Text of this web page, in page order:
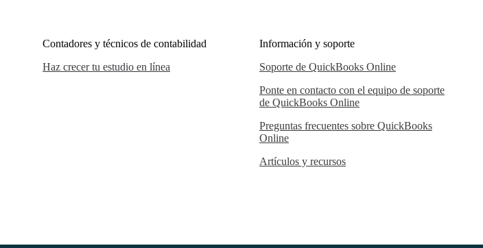
Contadores y técnicos de contabilidad
Haz crecer tu estudio en línea
Información y soporte
Soporte de QuickBooks Online
Ponte en contacto con el equipo de soporte
de QuickBooks Online
Preguntas frecuentes sobre QuickBooks
Online
Artículos y recursos